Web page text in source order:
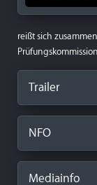
reißt sich
Trailer
NFO
Mediainfo